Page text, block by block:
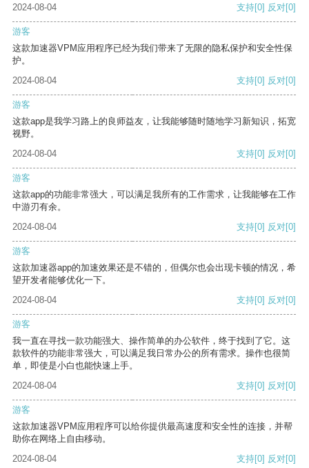
2024-08-04 支持[0] 反对[0]
游客
这款加速器VPM应用程序已经为我们带来了无限的隐私保护和安全性保
护。
2024-08-04
支持[0] 反对[0]
游客
这款app是我学习路上的良师益友，让我能够随时随地学习新知识，拓宽
视野。
2024-08-04
支持[0] 反对[0]
游客
这款app的功能非常强大，可以满足我所有的工作需求，让我能够在工作
中游刃有余。
2024-08-04
支持[0] 反对[0]
游客
这款加速器app的加速效果还是不错的，但偶尔也会出现卡顿的情况，希
望开发者能够优化一下。
2024-08-04
支持[0] 反对[0]
游客
我一直在寻找一款功能强大、操作简单的办公软件，终于找到了它。这
款软件的功能非常强大，可以满足我日常办公的所有需求。操作也很简
单，即使是小白也能快速上手。
2024-08-04
支持[0] 反对[0]
游客
这款加速器VPM应用程序可以给你提供最高速度和安全性的连接，并帮
助你在网络上自由移动。
2024-08-04
支持[0] 反对[0]